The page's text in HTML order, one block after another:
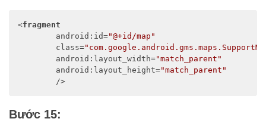
<fragment
android:id="@+id/map"
class=
android:layout_width="match_parent"
android:layout_height="match_parent"
	/>
Bước 15: